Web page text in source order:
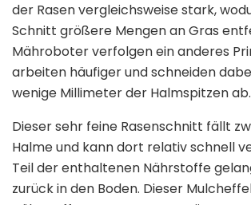
der Rasen vergleichsweise stark,
Schnitt größere Mengen an Gras
Mähroboter verfolgen ein anderes
arbeiten häufiger und schneiden
wenige Millimeter der Halmspitzen ab.
Dieser sehr feine Rasenschnitt fällt
Halme und kann dort relativ schnell
Teil der enthaltenen Nährstoffe
zurück in den Boden. Dieser